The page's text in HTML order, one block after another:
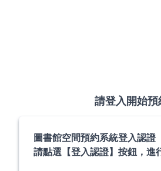
請登入開始預
圖書館空間預約系統登入認證
請點選【登入認證】按鈕，進